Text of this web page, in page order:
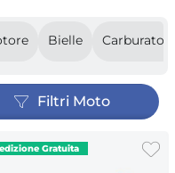
Bielle
Filtri Moto